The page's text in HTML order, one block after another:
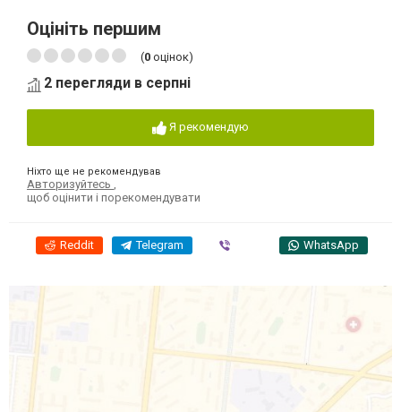
Оцініть першим
(0 оцінок)
2 перегляди в серпні
Я рекомендую
Ніхто ще не рекомендував
Авторизуйтесь
щоб оцінити і порекомендувати
Reddit Telegram WhatsApp